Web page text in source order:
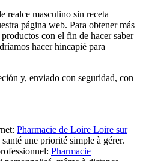
realce masculino sin receta
página web. Para obtener más
con el fin de hacer saber
hacer hincapié para
y, enviado con seguridad, con
Pharmacie de Loire Loire sur
une priorité simple à gérer.
Pharmacie